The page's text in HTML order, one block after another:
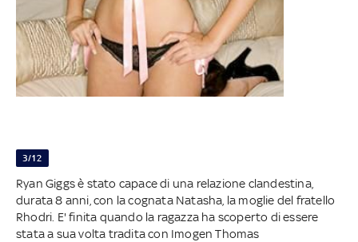
3/12
Ryan Giggs è stato capace di una relazione clandestina,
durata 8 anni, con la cognata Natasha, la moglie del fratello
Rhodri. E' finita quando la ragazza ha scoperto di essere
stata a sua volta tradita con Imogen Thomas